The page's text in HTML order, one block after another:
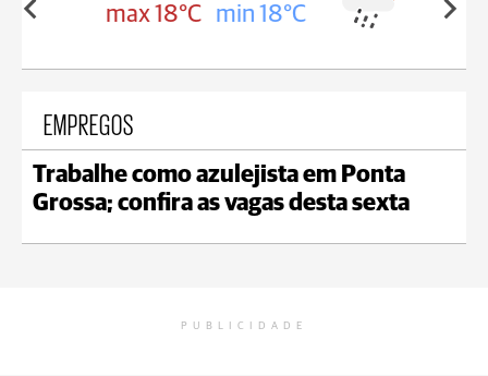
18°C max 18°C min 17°C
EMPREGOS
Trabalhe como azulejista em Ponta
Grossa; confira as vagas desta sexta
PUBLICIDADE